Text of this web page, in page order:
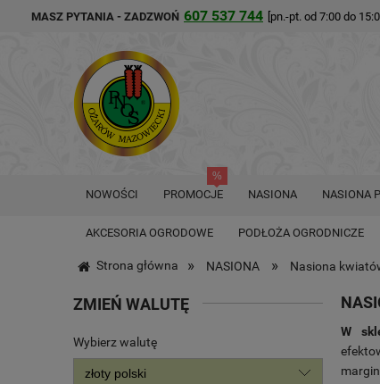
MASZ PYTANIA - ZADZWOŃ 607 537 744 [pn.-pt. od 7:00 do
NOWOŚCI PROMOCJE NASIONA NASIONA
AKCESORIA OGRODOWE PODŁOŻA OGRODNICZE
Strona główna » NASIONA » Nasiona
ZMIEŃ WALUTĘ
Wybierz walutę
W